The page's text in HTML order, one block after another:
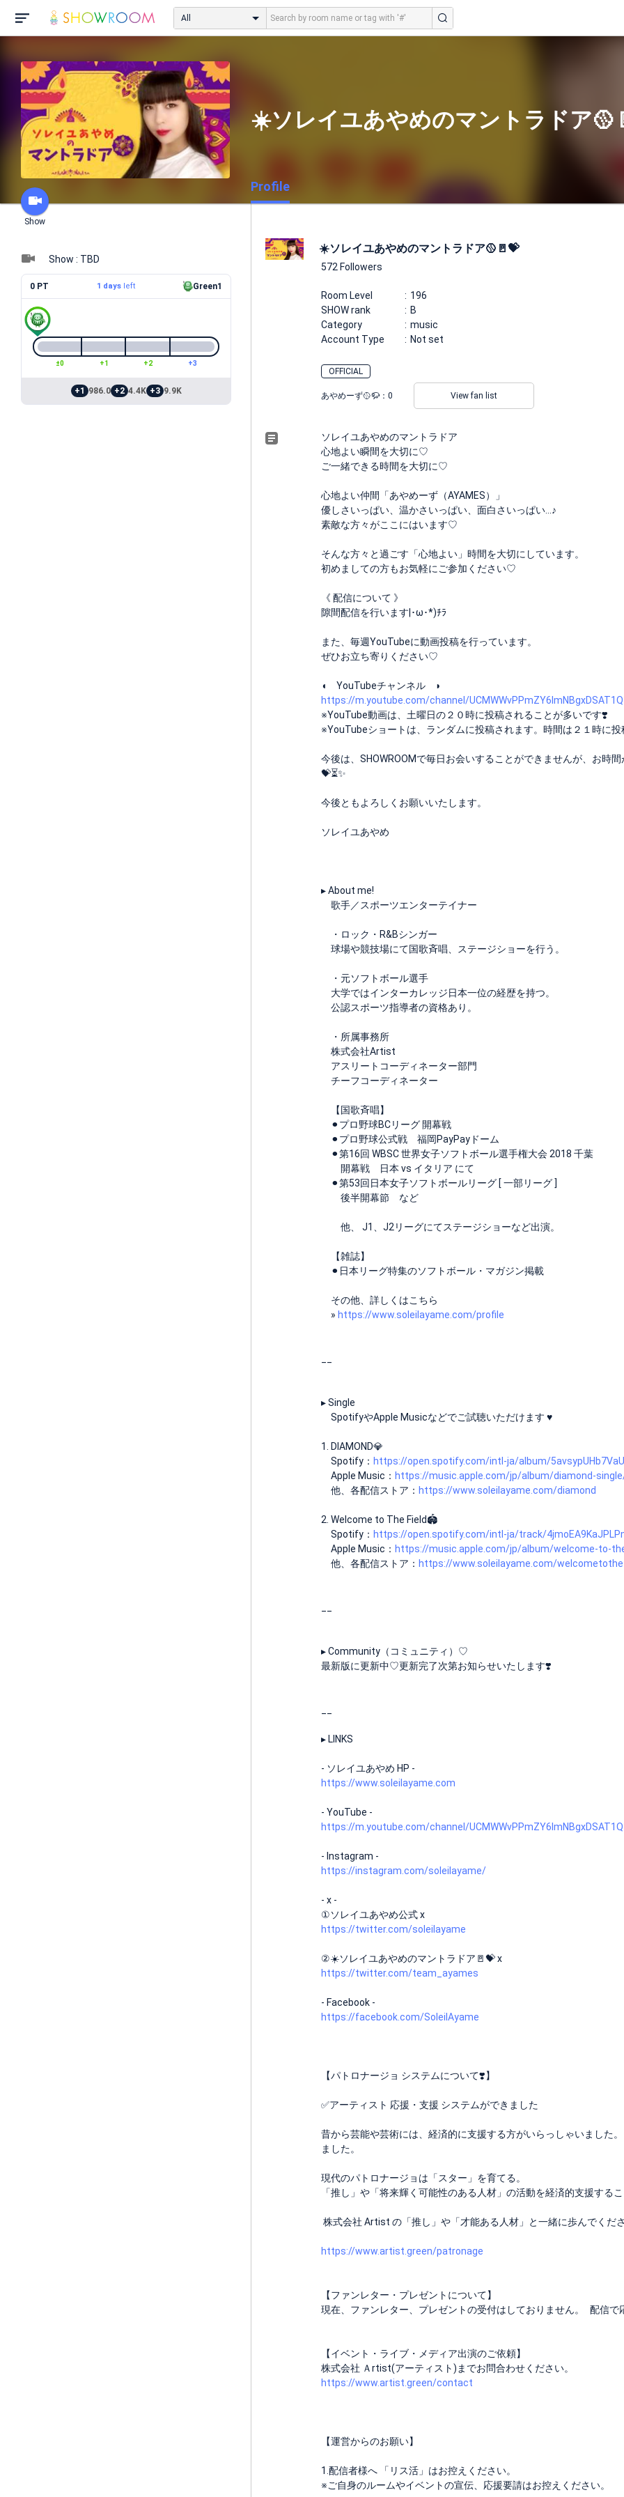
All
Show
☀️ソレイユあやめのマントラドア
Profile
Show : TBD
0 PT 1 daysleft Green1
±0 +1 +2 +3
+1 986.0 +2 4.4K +3 9.9K
☀️ソレイユあやめのマントラドア🥎🚪💝
572 Followers
Room Level
196
SHOW rank
B
Category
music
Account Type
Not set
OFFICIAL
あやめーず🥎🦬： 0 View fan list
ソレイユあやめのマントラドア
心地よい瞬間を大切に♡
ご一緒できる時間を大切に♡
心地よい仲間「あやめーず（AYAMES）」
優しさいっぱい、温かさいっぱい、面白さいっぱい…♪
素敵な方々がここにはいます♡
そんな方々と過ごす「心地よい」時間を大切にしています。
初めましての方もお気軽にご参加ください♡
《 配信について 》
隙間配信を行います|･ω･*)ﾁﾗ
また、毎週YouTubeに動画投稿を行っています。
ぜひお立ち寄りください♡
◖ YouTubeチャンネル ◗
https://m.youtube.com/channel/UCMWWvPPmZY6ImNBgxDSAT1Q
※YouTube動画は、土曜日の２０時に投稿されることが多いです❣️
※YouTubeショートは、ランダムに投稿されます。時間は２１時に
今後は、SHOWROOMで毎日お会いすることができませんが、お時
💝⏳✨
今後ともよろしくお願いいたします。
ソレイユあやめ
▸ About me!
歌手／スポーツエンターテイナー
・ロック・R&Bシンガー
球場や競技場にて国歌斉唱、ステージショーを行う。
・元ソフトボール選手
大学ではインターカレッジ日本一位の経歴を持つ。
公認スポーツ指導者の資格あり。
・所属事務所
株式会社Artist
アスリートコーディネーター部門
チーフコーディネーター
【国歌斉唱】
⚫︎プロ野球BCリーグ 開幕戦
⚫︎プロ野球公式戦 福岡PayPayドーム
⚫︎第16回 WBSC 世界女子ソフトボール選手権大会 2018 千葉
開幕戦 日本 vs イタリア にて
⚫︎第53回日本女子ソフトボールリーグ [ 一部リーグ ]
後半開幕節 など
他、 J1、J2リーグにてステージショーなど出演。
【雑誌】
⚫︎日本リーグ特集のソフトボール・マガジン掲載
その他、詳しくはこちら
» https://www.soleilayame.com/profile
▸ Single
SpotifyやApple Musicなどでご試聴いただけます ♥︎
1. DIAMOND💎
Spotify： https://open.spotify.com/intl-ja/album/
Apple Music： https://music.apple.com/jp/album/diamond-
他、各配信ストア： https://www.soleilayame.com/diamond
2. Welcome to The Field🏟
Spotify： https://open.spotify.com/intl-ja/track/
Apple Music： https://music.apple.com/jp/album/welcome-to-
他、各配信ストア： https://www.soleilayame.com/
▸ Community（コミュニティ）♡
最新版に更新中♡更新完了次第お知らせいたします❣️
▸ LINKS
- ソレイユあやめ HP -
https://www.soleilayame.com
- YouTube -
https://m.youtube.com/channel/UCMWWvPPmZY6ImNBgxDSAT1Q
- Instagram -
https://instagram.com/soleilayame/
- x -
①ソレイユあやめ公式 x
https://twitter.com/soleilayame
②☀️ソレイユあやめのマントラドア🚪💝 x
https://twitter.com/team_ayames
- Facebook -
https://facebook.com/SoleilAyame
【パトロナージョ システムについて❣️】
✅アーティスト 応援・支援 システムができました
昔から芸能や芸術には、経済的に支援する方がいらっしゃいました
ました。
現代のパトロナージョは「スター」を育てる。
「推し」や「将来輝く可能性のある人材」の活動を経済的支援する
株式会社 Artist の「推し」や「才能ある人材」と一緒に歩んでくだ
https://www.artist.green/patronage
【ファンレター・プレゼントについて】
現在、ファンレター、プレゼントの受付はしておりません。 配信で
【イベント・ライブ・メディア出演のご依頼】
株式会社 Ａrtist(アーティスト)までお問合わせください。
https://www.artist.green/contact
【運営からのお願い】
1.配信者様へ 「リス活」はお控えください。
※ご自身のルームやイベントの宣伝、応援要請はお控えください。